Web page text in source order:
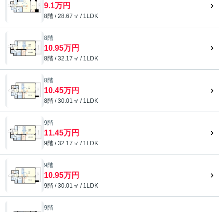
9.1万円
8階 / 28.67㎡ / 1LDK
8階
10.95万円
8階 / 32.17㎡ / 1LDK
8階
10.45万円
8階 / 30.01㎡ / 1LDK
9階
11.45万円
9階 / 32.17㎡ / 1LDK
9階
10.95万円
9階 / 30.01㎡ / 1LDK
9階